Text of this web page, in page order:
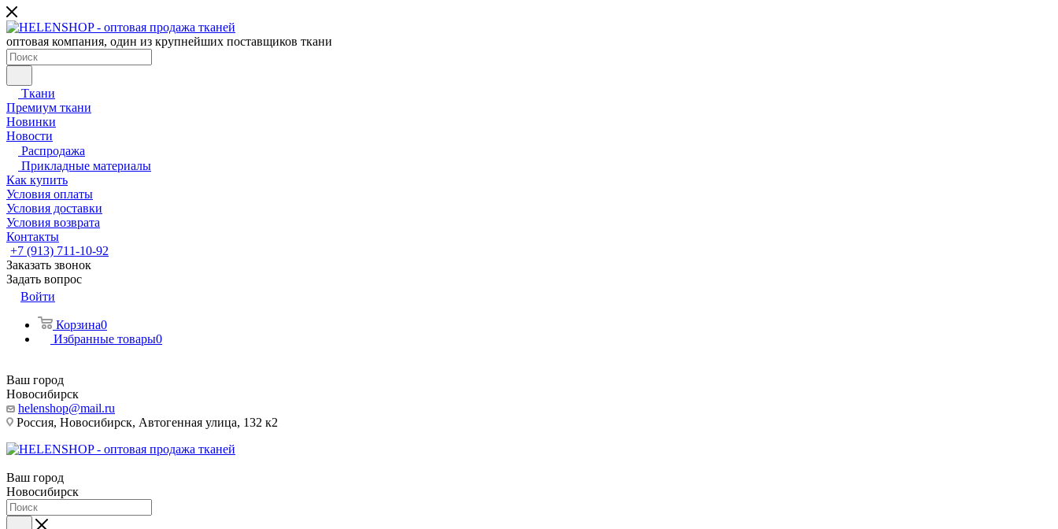
оптовая компания, один из крупнейших поставщиков ткани
Ткани
Премиум ткани
Новинки
Новости
Распродажа
Прикладные материалы
Как купить
Условия оплаты
Условия доставки
Условия возврата
Контакты
+7 (913) 711-10-92
Заказать звонок
Задать вопрос
Войти
Корзина0
Избранные товары0
Ваш город
Новосибирск
helenshop@mail.ru
Россия, Новосибирск, Автогенная улица, 132 к2
Ваш город
Новосибирск